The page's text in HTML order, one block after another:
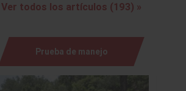
Ver todos los artículos (193) »
Prueba de manejo